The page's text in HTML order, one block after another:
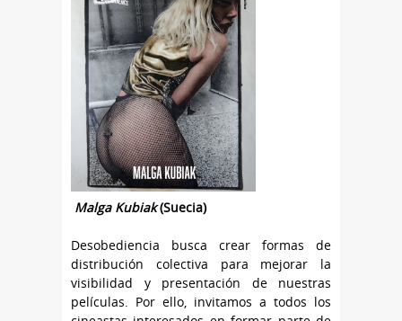
Malga Kubiak(Suecia)
Desobediencia busca crear formas de
distribución colectiva para mejorar la
visibilidad y presentación de nuestras
películas. Por ello, invitamos a todos los